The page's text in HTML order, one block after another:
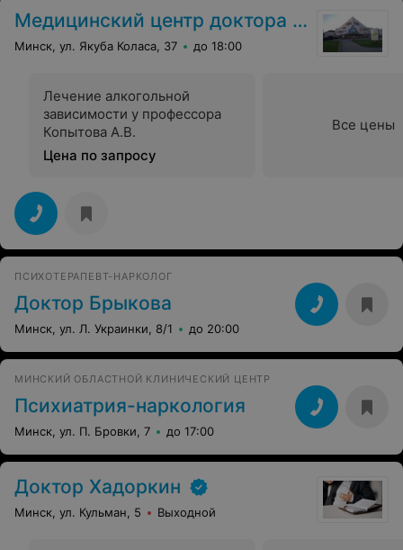
Медицинский центр доктора Копытова
Минск, ул. Якуба Коласа, 37 до 18:00
Лечение алкогольной
зависимости у профессора
Копытова А.В.
Цена по запросу
Все цены
ПСИХОТЕРАПЕВТ-НАРКОЛОГ
Доктор Брыкова
Минск, ул. Л. Украинки, 8/1 до 20:00
МИНСКИЙ ОБЛАСТНОЙ КЛИНИЧЕСКИЙ ЦЕНТР
Психиатрия-наркология
Минск, ул. П. Бровки, 7 до 17:00
Доктор Хадоркин
Минск, ул. Кульман, 5 Выходной